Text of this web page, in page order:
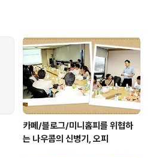
카페/블로그/미니홈피를 위협하
는 나우콤의 신병기, 오피